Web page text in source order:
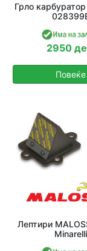
Грло
2950
Повеќе
Лептири
Minarelli